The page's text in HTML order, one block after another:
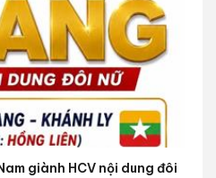
giành HCV nội dung đôi